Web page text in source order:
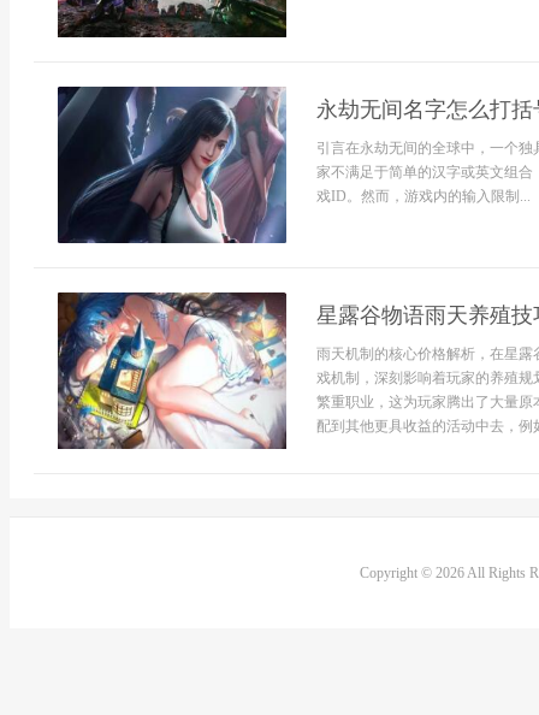
永劫无间名字怎么打
引言在永劫无间的全球中，一个
家不满足于简单的汉字或英文组
戏ID。然而，游戏内的输入限制...
星露谷物语雨天养殖技
雨天机制的核心价格解析，在星
戏机制，深刻影响着玩家的养殖
繁重职业，这为玩家腾出了大量
配到其他更具收益的活动中去，
Copyright © 2026 All Rights